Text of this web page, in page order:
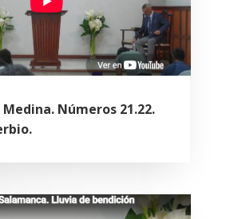
Medina. Números 21.22.